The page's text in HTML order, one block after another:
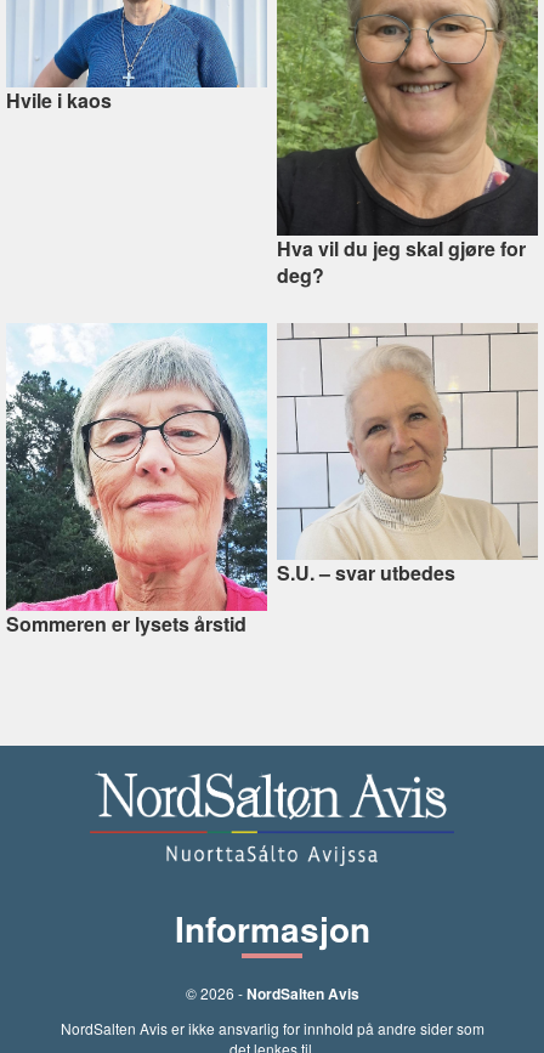
Hvile i kaos
Hva vil du jeg skal gjøre for
deg?
Sommeren er lysets årstid
S.U. –⁠ svar utbedes
Informasjon
© 2026 -NordSalten Avis
NordSalten Avis er ikke ansvarlig for innhold på andre sider som
det lenkes til.